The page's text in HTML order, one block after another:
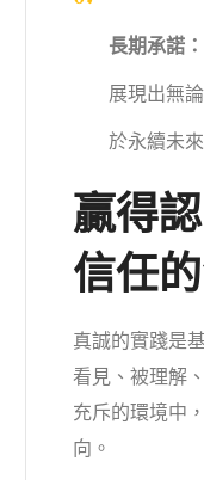
長期承諾：
展現出無
於永續未
贏得
信任
真誠的實踐是
看見、被理解
充斥的環境中
向。